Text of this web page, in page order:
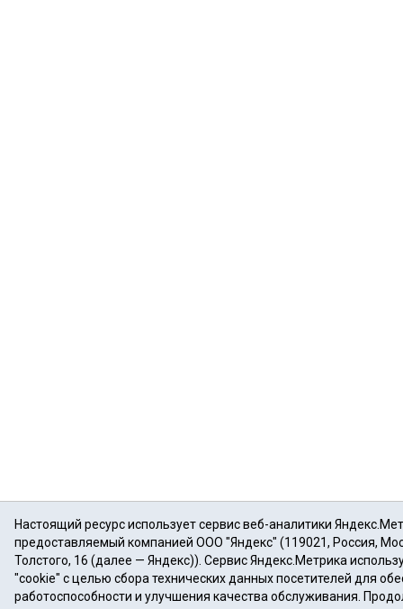
Настоящий ресурс использует сервис веб-аналитики
предоставляемый компанией ООО "Яндекс" (119021, Россия,
Толстого, 16 (далее — Яндекс)). Сервис Яндекс.Метрика
"cookie" с целью сбора технических данных посетителей для
работоспособности и улучшения качества обслуживания.